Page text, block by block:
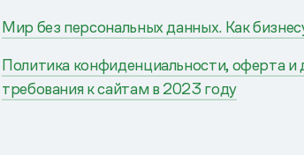
Мир без персональных данных. Как
Политика конфиденциальности, оферта
требования к сайтам в 2023 году